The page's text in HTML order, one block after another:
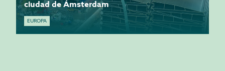
ciudad de Ámsterdam
EUROPA